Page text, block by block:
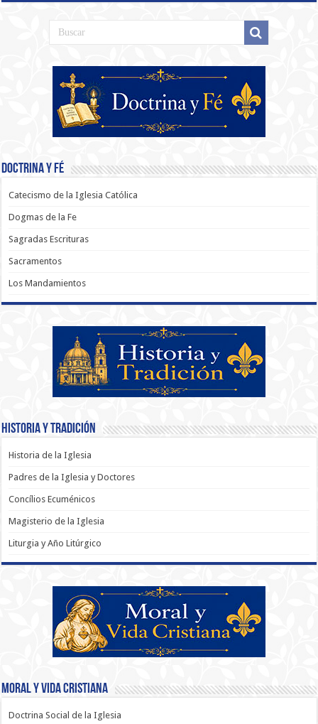
Doctrina y Fé
Catecismo de la Iglesia Católica
Dogmas de la Fe
Sagradas Escrituras
Sacramentos
Los Mandamientos
Historia y Tradición
Historia de la Iglesia
Padres de la Iglesia y Doctores
Concílios Ecuménicos
Magisterio de la Iglesia
Liturgia y Año Litúrgico
Moral y Vida Cristiana
Doctrina Social de la Iglesia